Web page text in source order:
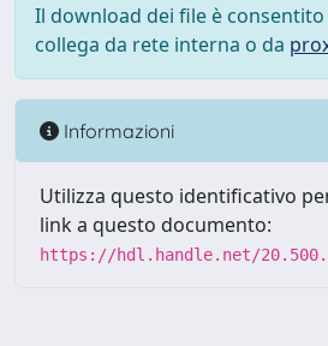
Il download dei file è
collega da rete interna o da
Informazioni
Utilizza questo identificativo
link a questo documento:
https://hdl.handle.net/